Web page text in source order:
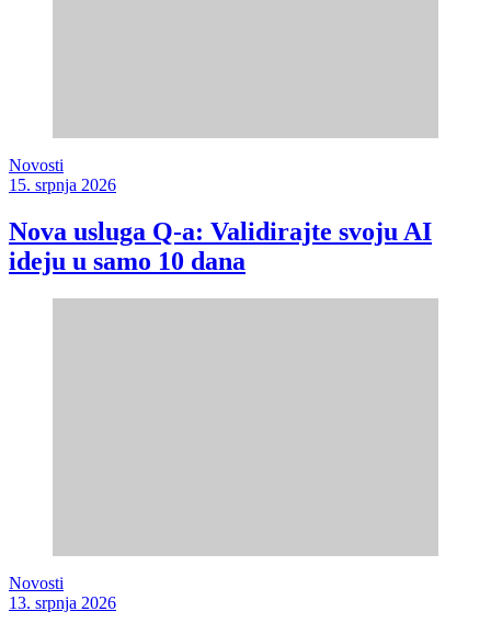
Novosti
15. srpnja 2026
Nova usluga Q-a: Validirajte svoju AI
ideju u samo 10 dana
Novosti
13. srpnja 2026